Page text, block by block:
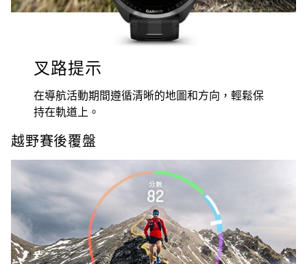
叉路提示
在導航活動期間遵循清晰的地圖和方向，輕鬆保
持在軌道上。
越野賽後覆盤